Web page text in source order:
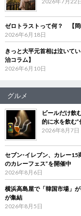
ゼロトラストって何？ 【岡
2026年6月18日
きっと大平元首相は泣いて
治コラム】
2026年6月10日
グルメ
ビールだけ飲
的に水を飲む
2026年8月7日
セブン‐イレブン、カレー
のカレーフェス”を開催中
2026年8月6日
横浜高島屋で「韓国市場」
が集結
2026年8月5日